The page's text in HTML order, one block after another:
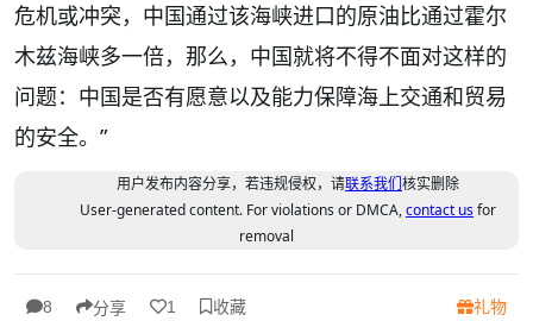
危机或冲突，中国通过该海峡进口的原油比通过霍尔
木兹海峡多一倍，那么，中国就将不得不面对这样的
问题：中国是否有愿意以及能力保障海上交通和贸易
的安全。”
用户发布内容分享，若违规侵权，请联系我们核实删除
User-generated content. For violations or DMCA,contact usfor
removal
8 分享 1 收藏 礼物